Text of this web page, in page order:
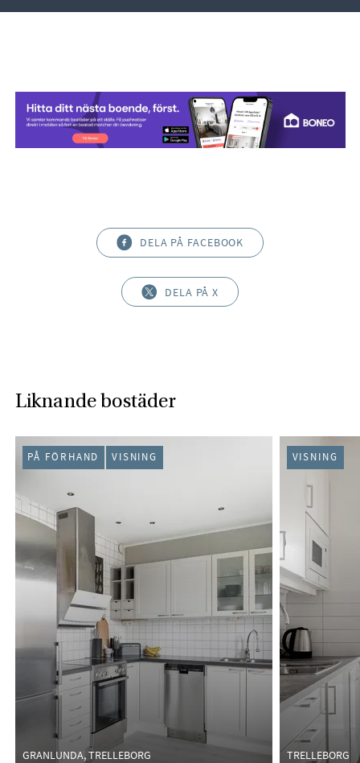
DELA PÅ FACEBOOK
DELA PÅ X
Liknande bostäder
GRANLUNDA, TRELLEBORG
PÅ FÖRHAND VISNING
TRELLEBORG
VISNING